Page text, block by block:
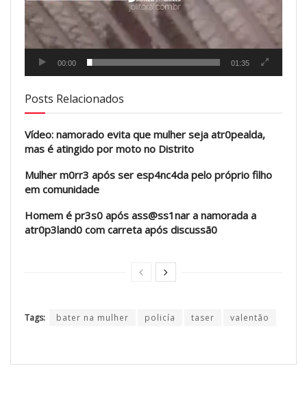
00:00 01:35
Posts Relacionados
Vídeo: namorado evita que mulher seja atr0pealda,
mas é atingido por moto no Distrito
Mulher m0rr3 após ser esp4nc4da pelo próprio filho
em comunidade
Homem é pr3s0 após ass@ss1nar a namorada a
atr0p3land0 com carreta após discussã0
Tags: bater na mulher policía taser valentão